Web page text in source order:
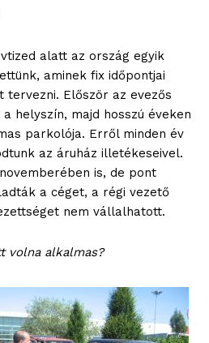
alatt az ország egyik
aminek fix időpontjai
Először az evezős
helyszín, majd hosszú éveken
parkolója. Erről minden év
az áruház illetékeseivel.
is, de pont
a céget, a régi vezető
nem vállalhatott.
volna alkalmas?